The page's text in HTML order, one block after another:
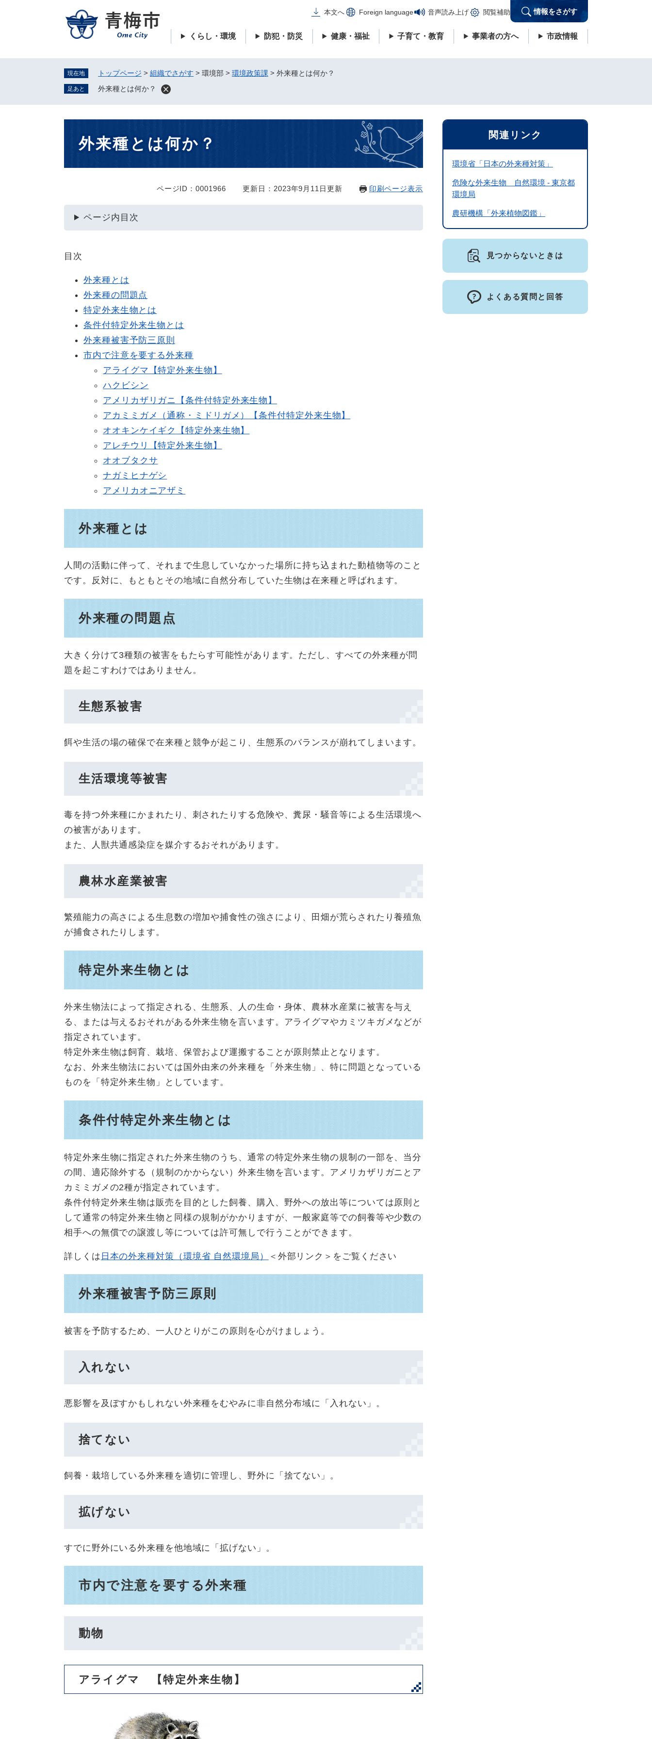
メニューを飛ばして本文へ
本文へ Foreign language 音声読み上げ 閲覧補助 情報をさがす
くらし・環境 防犯・防災 健康・福祉 子育て・教育 事業者の方へ 市政情報
現在地 トップページ > 組織でさがす > 環境部 > 環境政策課 > 外来種とは何か？
足あと 外来種とは何か？
外来種とは何か？
ページID：0001966 更新日：2023年9月11日更新 印刷ページ表示
ページ内目次
目次
外来種とは
外来種の問題点
特定外来生物とは
条件付特定外来生物とは
外来種被害予防三原則
市内で注意を要する外来種
アライグマ【特定外来生物】
ハクビシン
アメリカザリガニ【条件付特定外来生物 】
アカミミガメ（通称・ミドリガメ）【条件付特定外来生物 】
オオキンケイギク【特定外来生物】
アレチウリ【特定外来生物】
オオブタクサ
ナガミヒナゲシ
アメリカオニアザミ
外来種とは
人間の活動に伴って、それまで生息していなかった場所に持ち込まれた動植物等のこと
です。反対に、もともとその地域に自然分布していた生物は在来種と呼ばれます。
外来種の問題点
大きく分けて3種類の被害をもたらす可能性があります。ただし、すべての外来種が問
題を起こすわけではありません。
生態系被害
餌や生活の場の確保で在来種と競争が起こり、生態系のバランスが崩れてしまいます。
生活環境等被害
毒を持つ外来種にかまれたり、刺されたりする危険や、糞尿・騒音等による生活環境へ
の被害があります。
また、人獣共通感染症を媒介するおそれがあります。
農林水産業被害
繁殖能力の高さによる生息数の増加や捕食性の強さにより、田畑が荒らされたり養殖魚
が捕食されたりします。
特定外来生物とは
外来生物法によって指定される、生態系、人の生命・身体、農林水産業に被害を与え
る、または与えるおそれがある外来生物を言います。アライグマやカミツキガメなどが
指定されています。
特定外来生物は飼育、栽培、保管および運搬することが原則禁止となります。
なお、外来生物法においては国外由来の外来種を「外来生物」、特に問題となっている
ものを「特定外来生物」としています。
条件付特定外来生物とは
特定外来生物に指定された外来生物のうち、通常の特定外来生物の規制の一部を、当分
の間、適応除外する（規制のかからない）外来生物を言います。アメリカザリガニとア
カミミガメの2種が指定されています。
条件付特定外来生物は販売を目的とした飼養、購入、野外への放出等については原則と
して通常の特定外来生物と同様の規制がかかりますが、一般家庭等での飼養等や少数の
相手への無償での譲渡し等については許可無しで行うことができます。
詳しくは 日本の外来種対策（環境省 自然環境局） ＜外部リンク＞ をご覧ください
外来種被害予防三原則
被害を予防するため、一人ひとりがこの原則を心がけましょう。
入れない
悪影響を及ぼすかもしれない外来種をむやみに非自然分布域に「入れない」。
捨てない
飼養・栽培している外来種を適切に管理し、野外に「捨てない」。
拡げない
すでに野外にいる外来種を他地域に「拡げない」。
市内で注意を要する外来種
動物
アライグマ 【特定外来生物】
関連リンク
環境省「日本の外来種対策」
危険な外来生物 自然環境 - 東京都
環境局
農研機構「外来植物図鑑」
見つからないときは
よくある質問と回答